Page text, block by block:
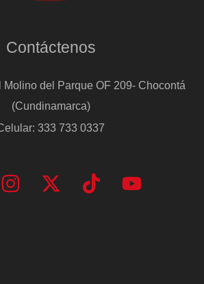
Contáctenos
Molino del Parque OF 209- Chocontá
(Cundinamarca)
333 733 0337